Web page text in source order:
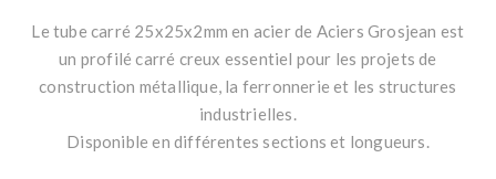
Le tube carré 25x25x2mm en acier de Aciers Grosjean est
un profilé carré creux essentiel pour les projets de
construction métallique, la ferronnerie et les structures
industrielles.
Disponible en différentes sections et longueurs.